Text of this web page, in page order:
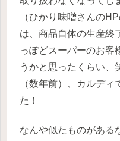
（ひかり味噌さんの
は、商品自体の生産終
っぽどスーパーのお客
うかと思ったくらい、
（数年前）、カルデ
た！
なんや似たものがある